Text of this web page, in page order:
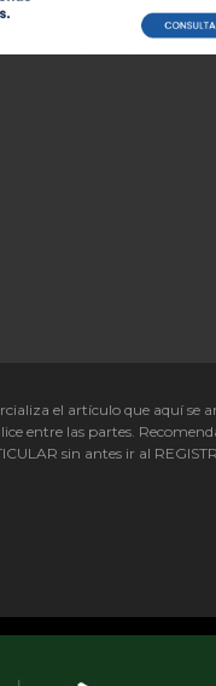
el artículo que aquí se
entre las partes.
sin antes ir al